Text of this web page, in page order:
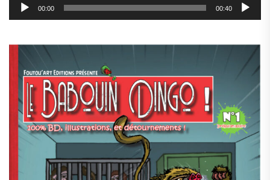
00:00 00:40